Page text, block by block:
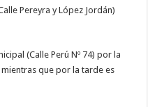
Pereyra y López Jordán)
(Calle Perú Nº 74) por la
que por la tarde es